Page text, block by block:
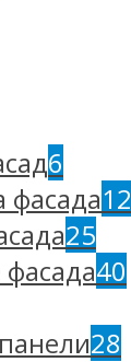
6
фасада12
25
40
28